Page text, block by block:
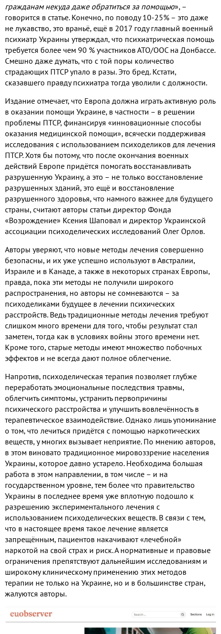
гражданам некуда даже обратиться за помощью», –
говорится в статье. Конечно, по поводу10-25% – это даже
не лукавство, это враньё, ещё в 2017 году главный военный
психиатр Украины утверждал, что психиатрическая помощь
требуется более чем 90 % участников АТО/ООС на Донбассе.
Смешно даже думать, что с той поры количество
страдающих ПТСР упало в разы.Это бред. Кстати,
сказавшего правду психиатра тогда уволили с должности.
Издание отмечает, что Европа должна играть активную роль
в оказании помощи Украине, в частности – в решении
проблемы ПТСР, финансируя «инновационные способы
оказания медицинской помощи», всячески поддерживая
исследования с использованием психоделиков для лечения
ПТСР. Хотя бы потому, что после окончания военных
действий Европе придётся помогать восстанавливать
разрушенную Украину, а это – не только восстановление
разрушенных зданий, это ещё и восстановление
разрушенного здоровья, что намного важнее для будущего
страны, считают авторы статьи директор Фонда
«Возрождение» Ксения Шаповал и директор Украинской
ассоциации психоделических исследований Олег Орлов.
Авторы уверяют, что новые методы лечения совершенно
безопасны, и их уже успешно используют в Австралии,
Израиле и в Канаде, а также в некоторых странах Европы,
правда, пока эти методы не получили широкого
распространения, но авторы не сомневаются – за
психоделиками будущее в лечении психических
расстройств. Ведь традиционные методы лечения требуют
слишком много времени для того, чтобы результат стал
заметен, тогда как в условиях войны этого времени нет.
Кроме того, старые методы имеют множество побочных
эффектов и не всегда дают полное облегчение.
Напротив, психоделическая терапия позволяет глубже
переработать эмоциональные последствия травмы,
облегчить симптомы, устранить первопричины
психического расстройства и улучшить вовлечённость в
терапевтическое взаимодействие.Однако лишь упоминание
о том, что лечиться придётся с помощью наркотических
веществ, у многих вызывает неприятие. По мнению авторов,
в этом виновато традиционное мировоззрение населения
Украины, которое давно устарело. Необходима большая
работа в этом направлении, в том числе – и на
государственном уровне, тем более что правительство
Украины в последнее время уже вплотную подошло к
разрешению экспериментального лечения с
использованием психоделических веществ. В связи с тем,
что в настоящее время такое лечение является
запрещённым, пациентов накачивают «лечебной»
наркотой на свой страх и риск.А нормативные и правовые
ограничения препятствуют дальнейшим исследованиям и
широкому клиническому применению этих методов
терапии не только на Украине, но и в большинстве стран,
жалуются авторы.